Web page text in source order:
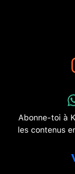
Abonne-toi à
les contenus